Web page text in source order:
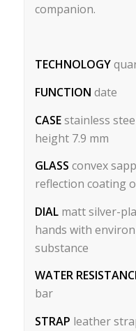
companion.
TECHNOLOGY
FUNCTION date
CASEstainless
height 7.9 mm
GLASS convex
reflection coating
DIALmatt silver-
hands with
substance
WATER
bar
STRAP leather